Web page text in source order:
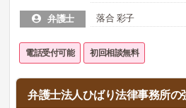
弁護士 落合 彩子
電話受付可能 初回相談無料
弁護士法人ひばり法律事務所の